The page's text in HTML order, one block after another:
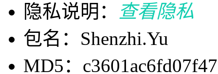
隐私说明：
查看隐私
包名：Shenzhi.Yu
MD5：